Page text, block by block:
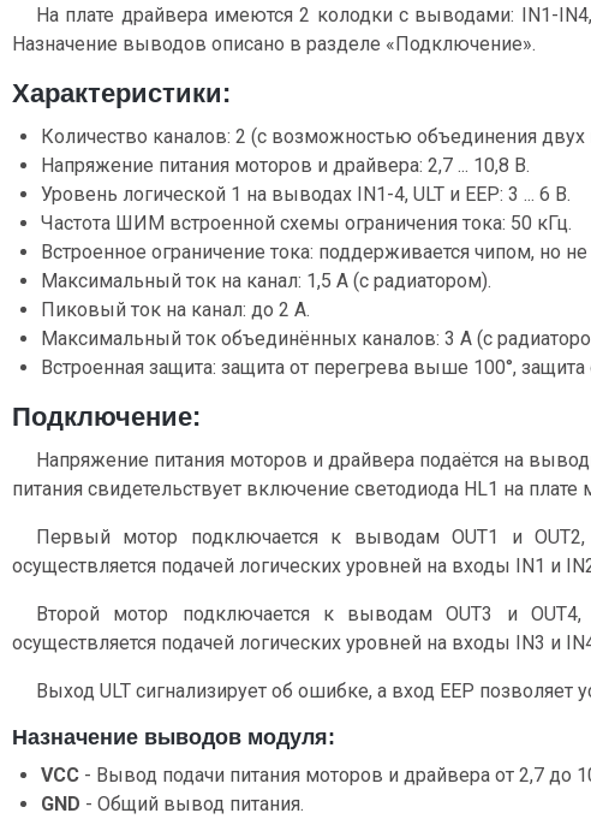
На плате драйвера имеются 2 колодки с выводами: IN1-IN4,
Назначение выводов описано в разделе «Подключение».
Характеристики:
Количество каналов: 2 (с возможностью объединения двух
Напряжение питания моторов и драйвера: 2,7 ... 10,8 В.
Уровень логической 1 на выводах IN1-4, ULT и EEP: 3 ... 6 В.
Частота ШИМ встроенной схемы ограничения тока: 50 кГц.
Встроенное ограничение тока: поддерживается чипом, но
Максимальный ток на канал: 1,5 А (с радиатором).
Пиковый ток на канал: до 2 А.
Максимальный ток объединённых каналов: 3 А (с
Встроенная защита: защита от перегрева выше 100°, защита
Подключение:
Напряжение питания моторов и драйвера подаётся на
питания свидетельствует включение светодиода HL1 на плате
Первый мотор подключается к выводам OUT1 и
осуществляется подачей логических уровней на входы IN1 и
Второй мотор подключается к выводам OUT3 и
осуществляется подачей логических уровней на входы IN3 и
Выход ULT сигнализирует об ошибке, а вход EEP позволяет
Назначение выводов модуля:
VCC - Вывод подачи питания моторов и драйвера от 2,7 до
GND - Общий вывод питания.